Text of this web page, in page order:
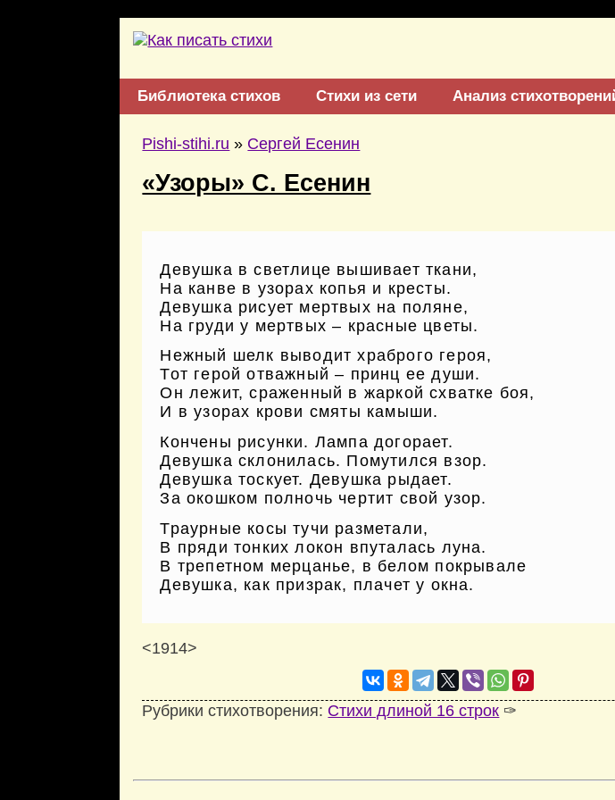
Библиотека стихов Стихи из сети Анализ
Pishi-stihi.ru » Сергей Есенин
«Узоры» С. Есенин
Девушка в светлице вышивает ткани,
На канве в узорах копья и кресты.
Девушка рисует мертвых на поляне,
На груди у мертвых – красные цветы.
Нежный шелк выводит храброго героя,
Тот герой отважный – принц ее души.
Он лежит, сраженный в жаркой схватке боя,
И в узорах крови смяты камыши.
Кончены рисунки. Лампа догорает.
Девушка склонилась. Помутился взор.
Девушка тоскует. Девушка рыдает.
За окошком полночь чертит свой узор.
Траурные косы тучи разметали,
В пряди тонких локон впуталась луна.
В трепетном мерцанье, в белом покрывале
Девушка, как призрак, плачет у окна.
<1914>
Рубрики стихотворения: Стихи длиной 16 строк ✑